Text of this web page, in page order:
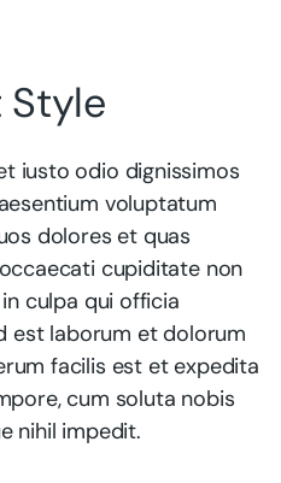
Style
iusto odio dignissimos
voluptatum
dolores et quas
cupiditate non
culpa qui officia
est laborum et dolorum
facilis est et expedita
cum soluta nobis
nihil impedit.